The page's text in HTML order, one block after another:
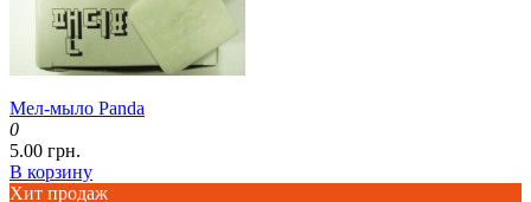
Мел-мыло Panda
0
5.00 грн.
В корзину
Хит продаж